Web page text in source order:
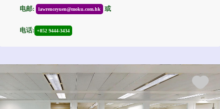
电邮: lawrenceyuen@moku.com.hk 或
电话: +852 9444-3434